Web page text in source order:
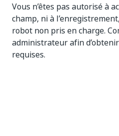
Vous n’êtes pas autorisé à
champ, ni à
robot non pris en charge.
administrateur afin
requises.